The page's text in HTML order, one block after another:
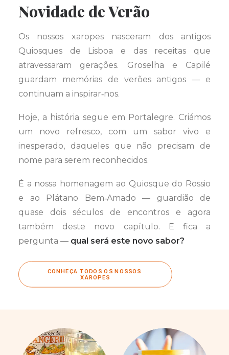
Novidade de Verão
Os nossos xaropes nasceram dos antigos
Quiosques de Lisboa e das receitas que
atravessaram gerações. Groselha e Capilé
guardam memórias de verões antigos — e
continuam a inspirar‑nos.
Hoje, a história segue em Portalegre. Criámos
um novo refresco, com um sabor vivo e
inesperado, daqueles que não precisam de
nome para serem reconhecidos.
É a nossa homenagem ao Quiosque do Rossio
e ao Plátano Bem‑Amado — guardião de
quase dois séculos de encontros e agora
também deste novo capítulo. E fica a
pergunta — qual será este novo sabor?
CONHEÇA TODOS OS NOSSOS
XAROPES